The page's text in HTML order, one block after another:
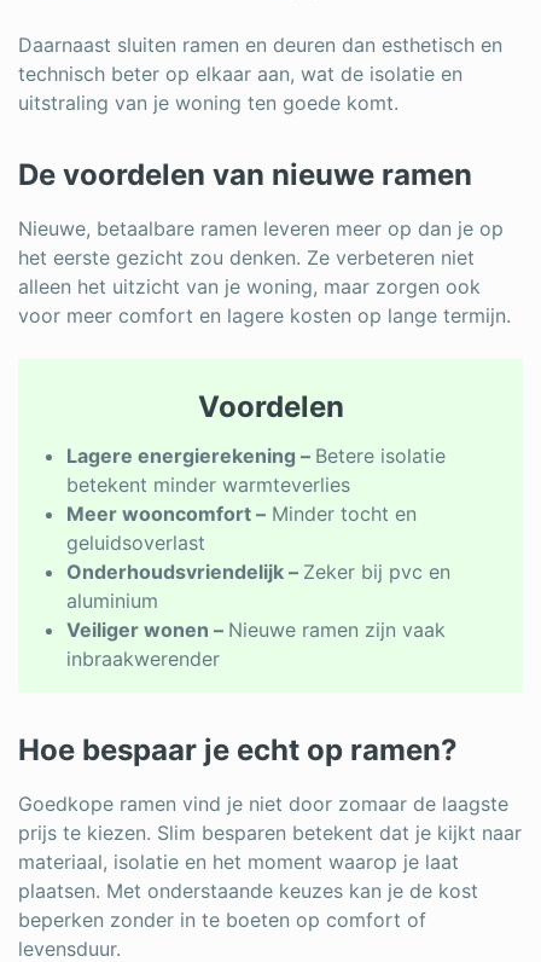
Daarnaast sluiten ramen en deuren dan esthetisch en
technisch beter op elkaar aan, wat de isolatie en
uitstraling van je woning ten goede komt.
De voordelen van nieuwe ramen
Nieuwe, betaalbare ramen leveren meer op dan je op
het eerste gezicht zou denken. Ze verbeteren niet
alleen het uitzicht van je woning, maar zorgen ook
voor meer comfort en lagere kosten op lange termijn.
Voordelen
Lagere energierekening – Betere isolatie
betekent minder warmteverlies
Meer wooncomfort – Minder tocht en
geluidsoverlast
Onderhoudsvriendelijk – Zeker bij pvc en
aluminium
Veiliger wonen – Nieuwe ramen zijn vaak
inbraakwerender
Hoe bespaar je echt op ramen?
Goedkope ramen vind je niet door zomaar de laagste
prijs te kiezen. Slim besparen betekent dat je kijkt naar
materiaal, isolatie en het moment waarop je laat
plaatsen. Met onderstaande keuzes kan je de kost
beperken zonder in te boeten op comfort of
levensduur.